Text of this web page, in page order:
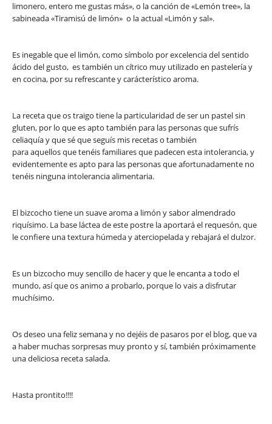
limonero, entero me gustas más», o la canción de «Lemón tree», la
sabineada «Tiramisú de limón» o la actual «Limón y sal».
Es inegable que el limón, como símbolo por excelencia del sentido
ácido del gusto, es también un cítrico muy utilizado en pastelería y
en cocina, por su refrescante y carácterístico aroma.
La receta que os traigo tiene la particularidad de ser un pastel sin
gluten, por lo que es apto también para las personas que sufrís
celiaquía y que sé que seguís mis recetas o también
para aquellos que tenéis familiares que padecen esta intolerancia, y
evidentemente es apto para las personas que afortunadamente no
tenéis ninguna intolerancia alimentaria.
El bizcocho tiene un suave aroma a limón y sabor almendrado
riquísimo. La base láctea de este postre la aportará el requesón, que
le confiere una textura húmeda y aterciopelada y rebajará el dulzor.
Es un bizcocho muy sencillo de hacer y que le encanta a todo el
mundo, así que os animo a probarlo, porque lo vais a disfrutar
muchísimo.
Os deseo una feliz semana y no dejéis de pasaros por el blog, que va
a haber muchas sorpresas muy pronto y sí, también próximamente
una deliciosa receta salada.
Hasta prontito!!!!